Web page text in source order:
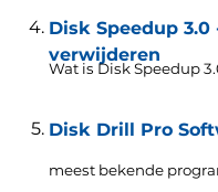
Disk Speedup 3.0
verwijderen
Wat is Disk Speedup
Disk Drill Pro
meest bekende